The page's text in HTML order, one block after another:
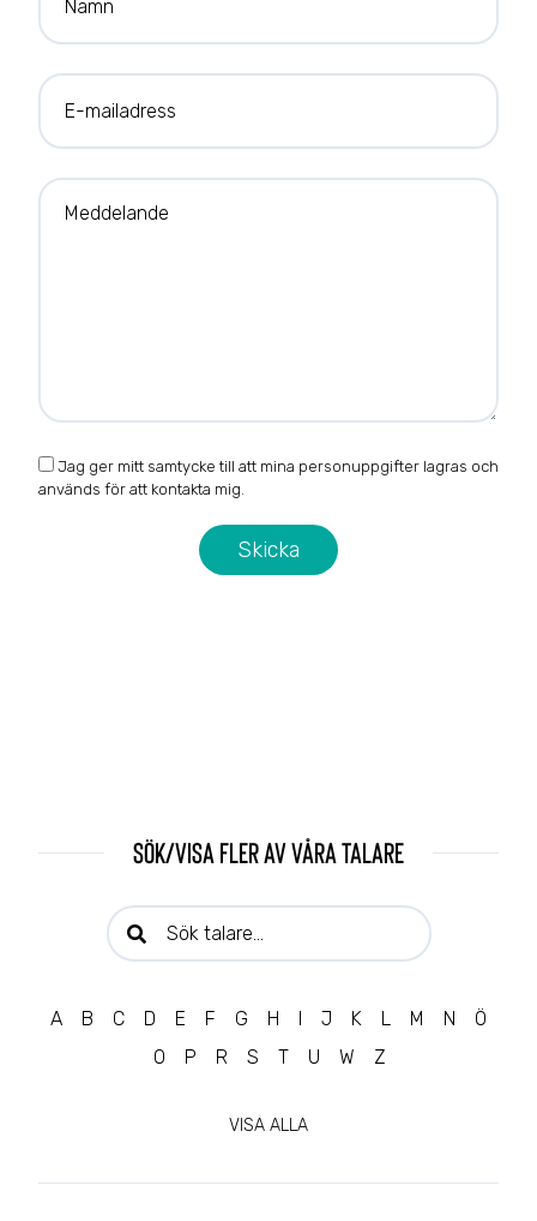
E-mailadress
Meddelande
Jag ger mitt samtycke till att mina personuppgifter lagras och
används för att kontakta mig.
Sök/visa fler av våra talare
Sök talare:
A B C D E F G H J K L M N
Ö
O
P R S T U W Z
VISA ALLA